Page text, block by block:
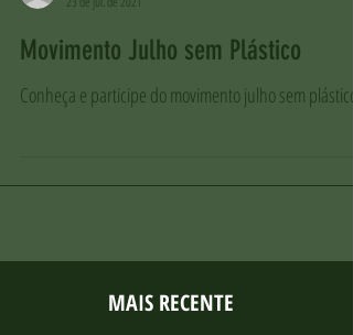
23 de jul. de 2021
Movimento Julho sem Plástico